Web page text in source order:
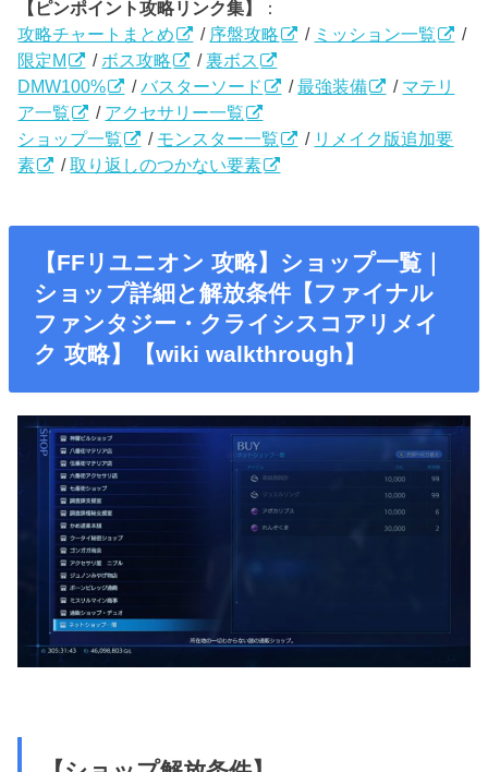
【ピンポイント攻略リンク集】
：
攻略チャートまとめ
/ 序盤攻略 / ミッション一覧
/
限定M
/ ボス攻略 /裏ボス
DMW100%
/バスターソード /最強装備 / マテリ
ア一覧
/ アクセサリー一覧
ショップ一覧
/ モンスター一覧 / リメイク版追加要
素
/取り返しのつかない要素
【FFリユニオン 攻略】ショップ一覧｜
ショップ詳細と解放条件【ファイナル
ファンタジー・クライシスコアリメイ
ク 攻略】【wiki walkthrough】